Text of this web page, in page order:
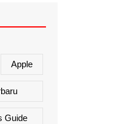
Apple
Guide